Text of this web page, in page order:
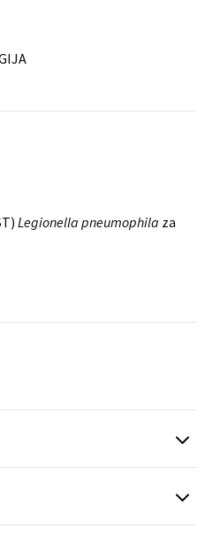
Legionella pneumophila za